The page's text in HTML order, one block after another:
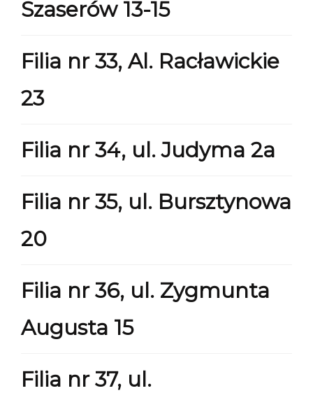
Szaserów 13-15
Filia nr 33, Al. Racławickie
23
Filia nr 34, ul. Judyma 2a
Filia nr 35, ul. Bursztynowa
20
Filia nr 36, ul. Zygmunta
Augusta 15
Filia nr 37, ul.